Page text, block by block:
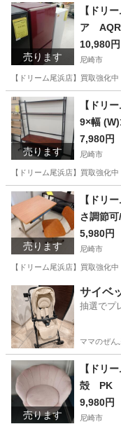
兵庫 尼崎市 テーブル
売ります
【ドリ
ア
スレ等
52.5× 奥
10,980円
尼崎市
【ドリーム尾浜店】買取強化
兵庫 尼崎市 キッチ
売ります
【ドリ
9×幅
7,980円
尼崎市
【ドリーム尾浜店】買取強化
兵庫 尼崎市 収納家具
売ります
【ドリ
さ調節
× 幅
5,980円
尼崎市
【ドリーム尾浜店】買取強化
兵庫 尼崎市 テーブル
サイベ
抽選でプ
ママのぜん
売ります
【ドリ
殻 PK ※
2×幅
9,980円
尼崎市